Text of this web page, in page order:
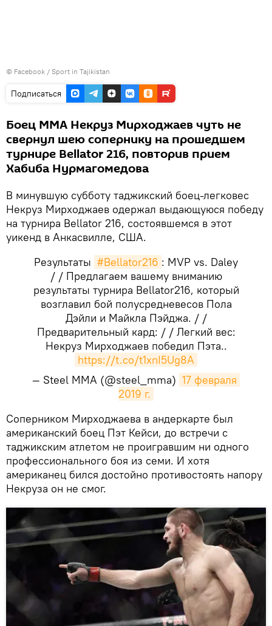
© Facebook / Sport in Tajikistan
Подписаться
Боец ММА Некруз Мирходжаев чуть не
свернул шею сопернику на прошедшем
турнире Bellator 216, повторив прием
Хабиба Нурмагомедова
В минувшую субботу таджикский боец-легковес
Некруз Мирходжаев одержал выдающуюся победу
на турнира Bellator 216, состоявшемся в этот
уикенд в Анкасвилле, США.
Результаты #Bellator216 : MVP vs. Daley
/ / Предлагаем вашему вниманию
результаты турнира Bellator216, который
возглавил бой полусредневесов Пола
Дэйли и Майкла Пэйджа. / /
Предварительный кард: / / Легкий вес:
Некруз Мирходжаев победил Пэта..
https://t.co/t1xnI5Ug8A
— Steel MMA (@steel_mma) 17 февраля
2019 г.
​Соперником Мирходжаева в андеркарте был
американский боец Пэт Кейси, до встречи с
таджикским атлетом не проигравшим ни одного
профессионального боя из семи. И хотя
американец бился достойно противостоять напору
Некруза он не смог.